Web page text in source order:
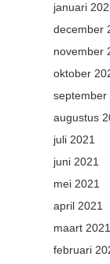
januari
december
november
oktober
september
augustus
juli 2021
juni 2021
mei 2021
april 2021
maart 2021
februari